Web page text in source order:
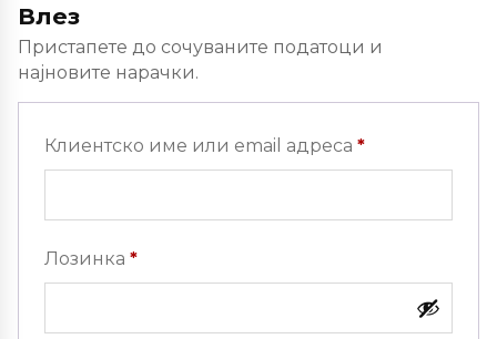
Влез
Пристапете до сочуваните податоци и
најновите нарачки.
Клиентско име или email адреса *
Лозинка *Задолжително